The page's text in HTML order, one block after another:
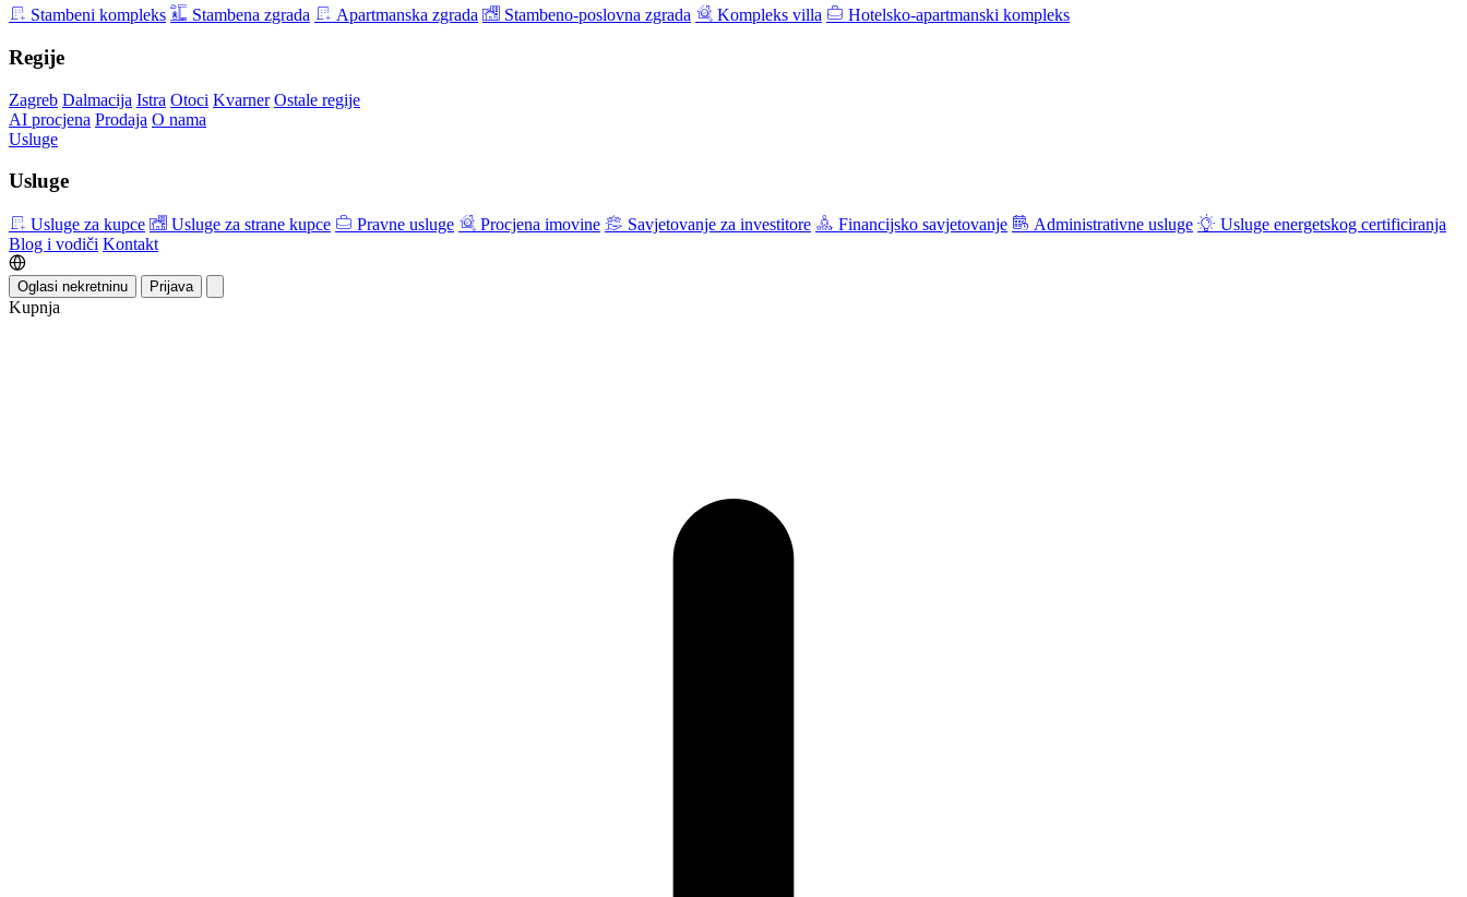
Stambeni kompleks Stambena zgrada Apartmanska zgrada Stambeno-poslovna zgrada Kompleks villa Hotelsko-apartmanski kompleks
Regije
Zagreb Dalmacija Istra Otoci Kvarner Ostale regije
AI procjena Prodaja O nama
Usluge
Usluge
Usluge za kupce Usluge za strane kupce Pravne usluge Procjena imovine Savjetovanje za investitore Financijsko savjetovanje Administrativne usluge
Usluge energetskog certificiranja
Blog i vodiči Kontakt
Oglasi nekretninu Prijava
Kupnja